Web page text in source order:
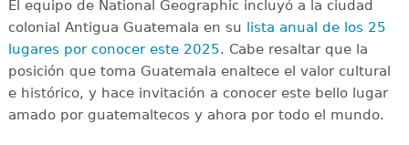
El equipo de National Geographic incluyó a la ciudad
colonial Antigua Guatemala en su lista anual de los 25
lugares por conocer este 2025. Cabe resaltar que la
posición que toma Guatemala enaltece el valor cultural
e histórico, y hace invitación a conocer este bello lugar
amado por guatemaltecos y ahora por todo el mundo.